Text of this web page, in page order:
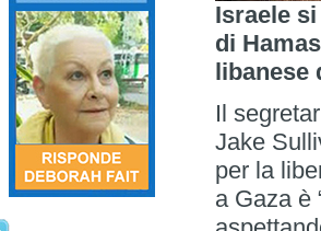
Israele
di
libanese
Il
Jake
per la
a Gaza è